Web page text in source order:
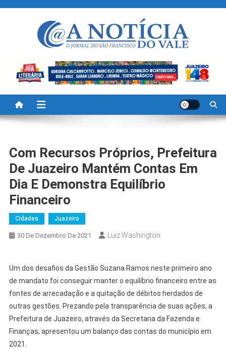
A Noticia Do Vale
Com Recursos Próprios, Prefeitura
De Juazeiro Mantém Contas Em
Dia E Demonstra Equilíbrio
Financeiro
Cidades Juazeiro
30 De Dezembro De 2021 Luiz Washington
Um dos desafios da Gestão Suzana Ramos neste primeiro ano
de mandato foi conseguir manter o equilíbrio financeiro entre as
fontes de arrecadação e a quitação de débitos herdados de
outras gestões. Prezando pela transparência de suas ações, a
Prefeitura de Juazeiro, através da Secretaria da Fazenda e
Finanças, apresentou um balanço das contas do município em
2021.